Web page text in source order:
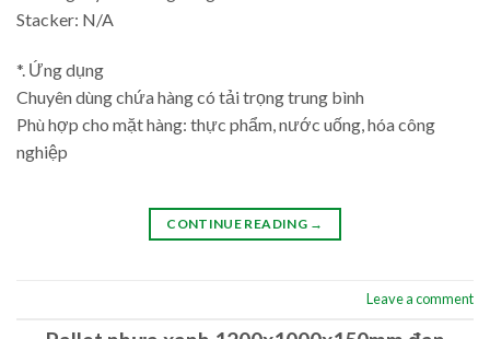
Stacker: N/A
*. Ứng dụng
Chuyên dùng chứa hàng có tải trọng trung bình
Phù hợp cho mặt hàng: thực phẩm, nước uống, hóa công
nghiệp
CONTINUE READING →
Leave a comment